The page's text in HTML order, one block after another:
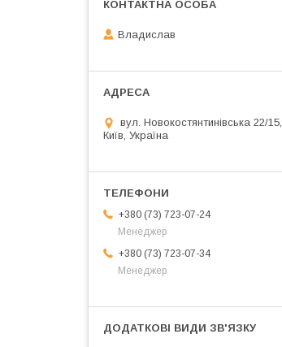
Владислав
вул. Новокостянтинівська 22/15,
Київ, Україна
+380 (73) 723-07-24
Менеджер
+380 (73) 723-07-34
Менеджер